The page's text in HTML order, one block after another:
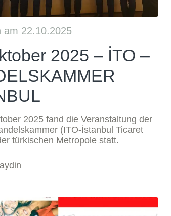
am 22.10.2025
2025 – İTO –
2025 fand die Veranstaltung der
(ITO-İstanbul Ticaret
türkischen Metropole statt.